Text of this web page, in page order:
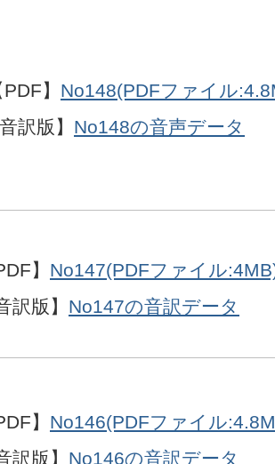
】 No148(PDFファイル
訳版】 No148の音声データ
】 No147(PDFファイル
訳版】 No147の音訳データ
】 No146(PDFファイル
訳版】 No146の音訳データ